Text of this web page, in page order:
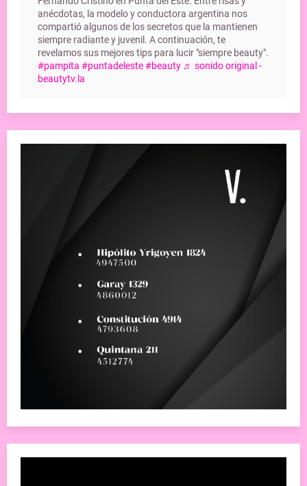
anécdotas, la modelo y conductora argentina nos
compartió algunos de los secretos que la mantienen
siempre radiante y juvenil. A continuación, te
revelamos sus mejores tips para lucir "siempre beauty".
#pampita #puntadeleste#beauty ♬ sonido original -
beautytv.la